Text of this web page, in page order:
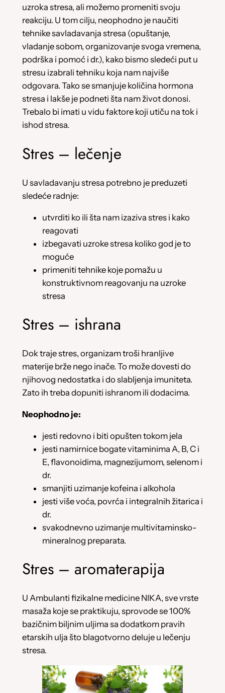
uzroka stresa, ali možemo promeniti svoju
reakciju. U tom cilju, neophodno je naučiti
tehnike savladavanja stresa (opuštanje,
vladanje sobom, organizovanje svoga vremena,
podrška i pomoć i dr.), kako bismo sledeći put u
stresu izabrali tehniku koja nam najviše
odgovara. Tako se smanjuje količina hormona
stresa i lakše je podneti šta nam život donosi.
Trebalo bi imati u vidu faktore koji utiču na tok i
ishod stresa.
Stres – lečenje
U savladavanju stresa potrebno je preduzeti
sledeće radnje:
utvrditi ko ili šta nam izaziva stres i kako
reagovati
izbegavati uzroke stresa koliko god je to
moguće
primeniti tehnike koje pomažu u
konstruktivnom reagovanju na uzroke
stresa
Stres – ishrana
Dok traje stres, organizam troši hranljive
materije brže nego inače. To može dovesti do
njihovog nedostatka i do slabljenja imuniteta.
Zato ih treba dopuniti ishranom ili dodacima.
Neophodno je:
jesti redovno i biti opušten tokom jela
jesti namirnice bogate vitaminima A, B, C i
E, flavonoidima, magnezijumom, selenom i
dr.
smanjiti uzimanje kofeina i alkohola
jesti više voća, povrća i integralnih žitarica i
dr.
svakodnevno uzimanje multivitaminsko-
mineralnog preparata.
Stres – aromaterapija
U Ambulanti fizikalne medicine NIKA, sve vrste
masaža koje se praktikuju, sprovode se 100%
bazičnim biljnim uljima sa dodatkom pravih
etarskih ulja što blagotvorno deluje u lečenju
stresa.